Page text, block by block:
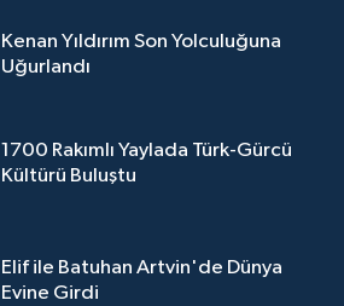
Kenan Yıldırım Son Yolculuğuna
Uğurlandı
1700 Rakımlı Yaylada Türk-Gürcü
Kültürü Buluştu
Elif ile Batuhan Artvin'de Dünya
Evine Girdi